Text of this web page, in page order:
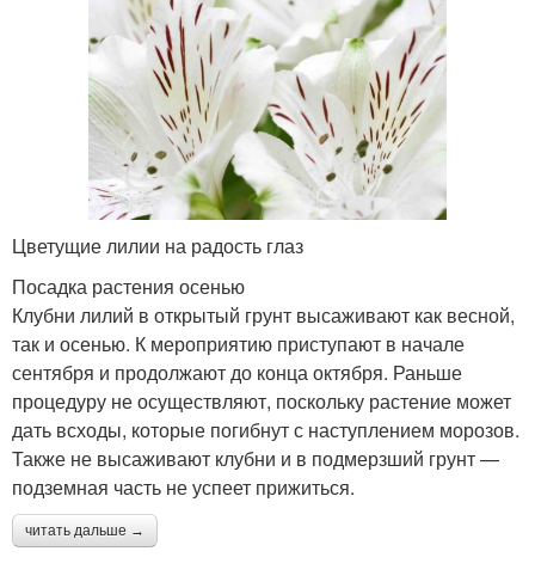
Цветущие лилии на радость глаз
Посадка растения осенью
Клубни лилий в открытый грунт высаживают как весной,
так и осенью. К мероприятию приступают в начале
сентября и продолжают до конца октября. Раньше
процедуру не осуществляют, поскольку растение может
дать всходы, которые погибнут с наступлением морозов.
Также не высаживают клубни и в подмерзший грунт —
подземная часть не успеет прижиться.
читать дальше →